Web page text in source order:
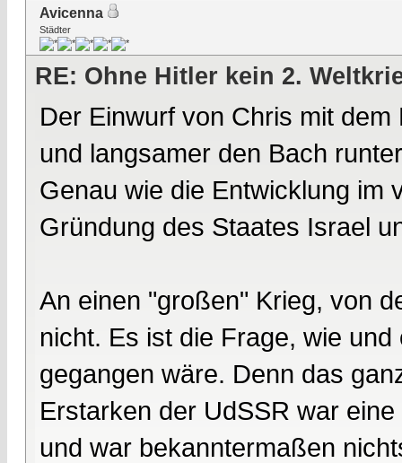
Avicenna
Städter
RE: Ohne Hitler kein 2.
Der Einwurf von Chris mit
und langsamer den Bach
Genau wie die Entwicklung im
Gründung des Staates Israel
An einen "großen" Krieg, von
nicht. Es ist die Frage, wie
gegangen wäre. Denn das
Erstarken der UdSSR war
und war bekanntermaßen